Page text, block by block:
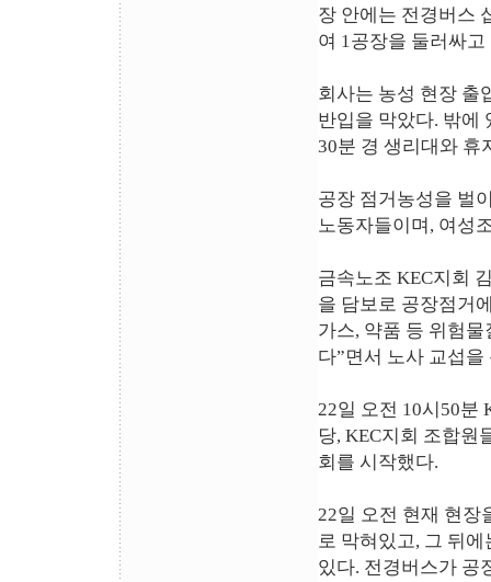
장 안에는 전경버스
여 1공장을 둘러싸고
회사는 농성 현장 출
반입을 막았다. 밖에
30분 경 생리대와 휴
공장 점거농성을 벌
노동자들이며, 여성
금속노조 KEC지회
을 담보로 공장점거
가스, 약품 등 위험
다”면서 노사 교섭
22일 오전 10시50분
당, KEC지회 조합원
회를 시작했다.
22일 오전 현재 현장
로 막혀있고, 그 뒤
있다. 전경버스가 공